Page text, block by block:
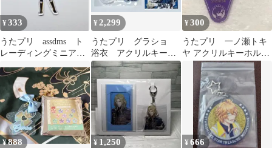
¥333
うたプリ assdms ト
レーディングミニアク
那月
¥ 2,299
うたプリ グラショ
浴衣 アクリルキーホ
ルダー 特典 真斗
¥300
うたプリ 一ノ瀬トキ
ヤ アクリルキーホルダ
ー モーテル
¥888 ¥ 1,250 ¥666